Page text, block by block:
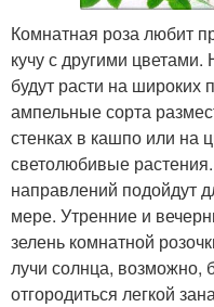
Комнатная роза любит
кучу с другими
будут расти на широких
ампельные сорта
стенках в кашпо или на
светолюбивые
направлений подойдут
мере. Утренние и
зелень комнатной
лучи солнца, возможно,
отгородиться легкой